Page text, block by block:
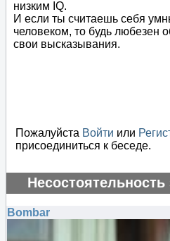
низким IQ.
И если ты считаешь себя
человеком, то будь любезен
свои высказывания.
Пожалуйста Войти или
присоединиться к беседе.
энергии
Bombar